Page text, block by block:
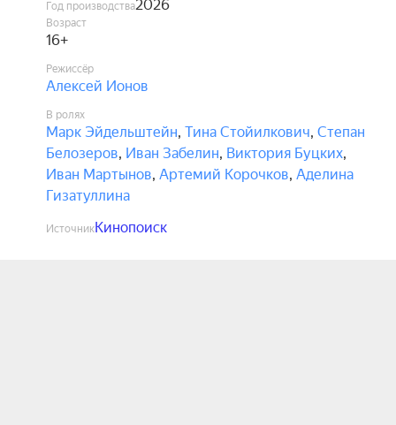
Год производства2026
Возраст
16+
Режиссёр
Алексей Ионов
В ролях
Марк Эйдельштейн, Тина Стойилкович, Степан
Белозеров, Иван Забелин, Виктория Буцких,
Иван Мартынов, Артемий Корочков, Аделина
Гизатуллина
ИсточникКинопоиск